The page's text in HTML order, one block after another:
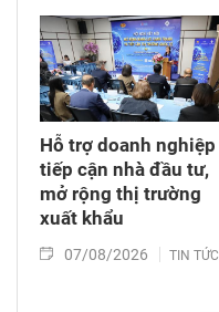
Hỗ trợ doanh nghiệp
tiếp cận nhà đầu tư,
mở rộng thị trường
xuất khẩu
07/08/2026 TIN TỨC